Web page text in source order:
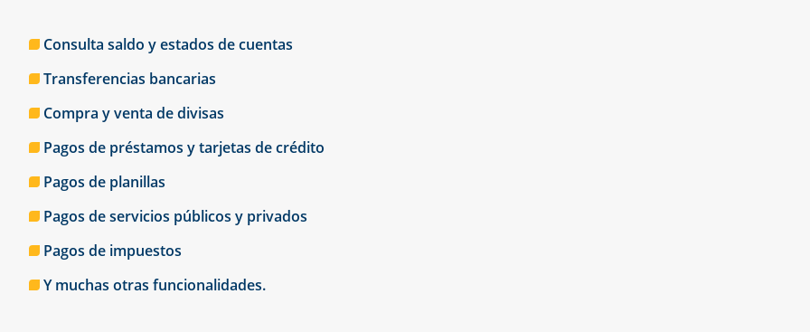
Consulta saldo y estados de cuentas
Transferencias bancarias
Compra y venta de divisas
Pagos de préstamos y tarjetas de crédito
Pagos de planillas
Pagos de servicios públicos y privados
Pagos de impuestos
Y muchas otras funcionalidades.